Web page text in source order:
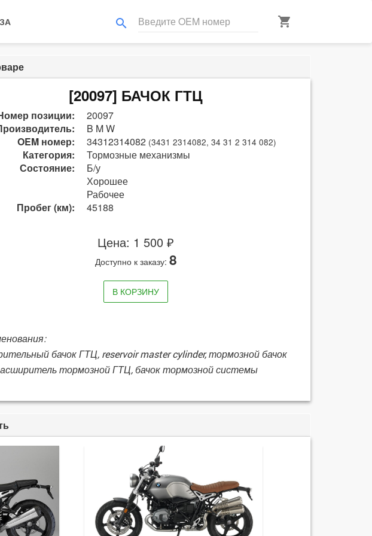
search shopping_cart
[20097] БАЧОК ГТЦ
позиции:
20097
B M W
OEM номер:
34312314082 (3431 2314082, 34 31 2 314 082)
Категория:
Тормозные механизмы
Состояние:
Б/у
Хорошее
Рабочее
Пробег (км):
45188
Цена: 1 500 ₽
Доступно к заказу: 8
В КОРЗИНУ
бачок ГТЦ, reservoir master cylinder, тормозной бачок
тормозной ГТЦ, бачок тормозной системы